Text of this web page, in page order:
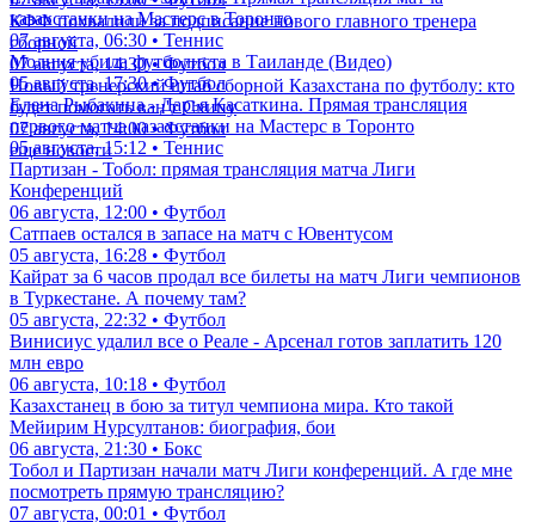
КФФ похвалили за подписание нового главного тренера
сборной
07 августа, 14:30 • Футбол
Новый тренерский штаб сборной Казахстана по футболу: кто
будет помогать ван'т Схипу
07 августа, 14:00 • Футбол
еще новости
казахстанки на Мастерс в Торонто
07 августа, 06:30 • Теннис
Молния убила футболиста в Таиланде (Видео)
05 августа, 17:30 • Футбол
Елена Рыбакина - Дарья Касаткина. Прямая трансляция
первого матча казахстанки на Мастерс в Торонто
05 августа, 15:12 • Теннис
Партизан - Тобол: прямая трансляция матча Лиги
Конференций
06 августа, 12:00 • Футбол
Сатпаев остался в запасе на матч с Ювентусом
05 августа, 16:28 • Футбол
Кайрат за 6 часов продал все билеты на матч Лиги чемпионов
в Туркестане. А почему там?
05 августа, 22:32 • Футбол
Винисиус удалил все о Реале - Арсенал готов заплатить 120
млн евро
06 августа, 10:18 • Футбол
Казахстанец в бою за титул чемпиона мира. Кто такой
Мейирим Нурсултанов: биография, бои
06 августа, 21:30 • Бокс
Тобол и Партизан начали матч Лиги конференций. А где мне
посмотреть прямую трансляцию?
07 августа, 00:01 • Футбол